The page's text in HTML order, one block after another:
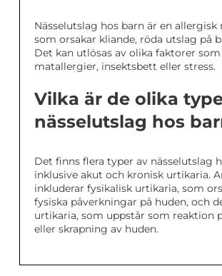
Nässelutslag hos barn är en allergisk
som orsakar kliande, röda utslag på
Det kan utlösas av olika faktorer som
matallergier, insektsbett eller stress.
Vilka är de olika
nässelutslag hos
Det finns flera typer av nässelutslag
inklusive akut och kronisk urtikaria.
inkluderar fysikalisk urtikaria, som
fysiska påverkningar på huden, och
urtikaria, som uppstår som reaktion
eller skrapning av huden.